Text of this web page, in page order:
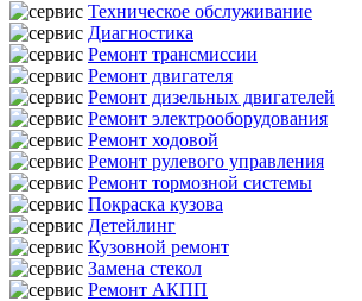
Техническое обслуживание
Диагностика
Ремонт трансмиссии
Ремонт двигателя
Ремонт дизельных двигателей
Ремонт электрооборудования
Ремонт ходовой
Ремонт рулевого управления
Ремонт тормозной системы
Покраска кузова
Детейлинг
Кузовной ремонт
Замена стекол
Ремонт АКПП